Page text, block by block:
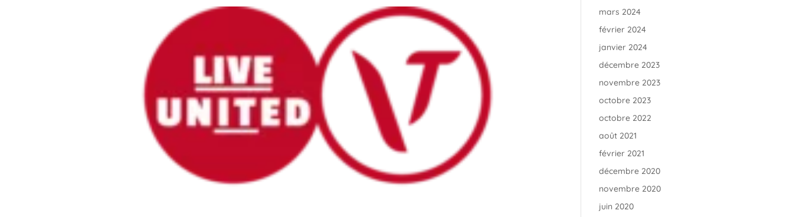
mars 2024
février 2024
janvier 2024
décembre 2023
novembre 2023
octobre 2023
octobre 2022
août 2021
février 2021
décembre 2020
novembre 2020
juin 2020